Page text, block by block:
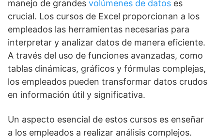
manejo de grandes volúmenes de datos es
crucial. Los cursos de Excel proporcionan a los
empleados las herramientas necesarias para
interpretar y analizar datos de manera eficiente.
A través del uso de funciones avanzadas, como
tablas dinámicas, gráficos y fórmulas complejas,
los empleados pueden transformar datos crudos
en información útil y significativa.
Un aspecto esencial de estos cursos es enseñar
a los empleados a realizar análisis complejos.